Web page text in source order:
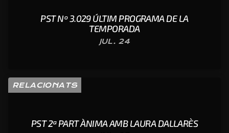
PST Nº 3.029 ÚLTIM PROGRAMA DE LA
TEMPORADA
JUL. 24
RELACIONATS
PST 2ª PART ÀNIMA AMB LAURA DALLARÈS